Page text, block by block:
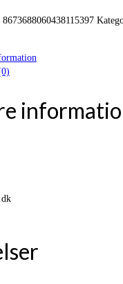
8673688060438115397